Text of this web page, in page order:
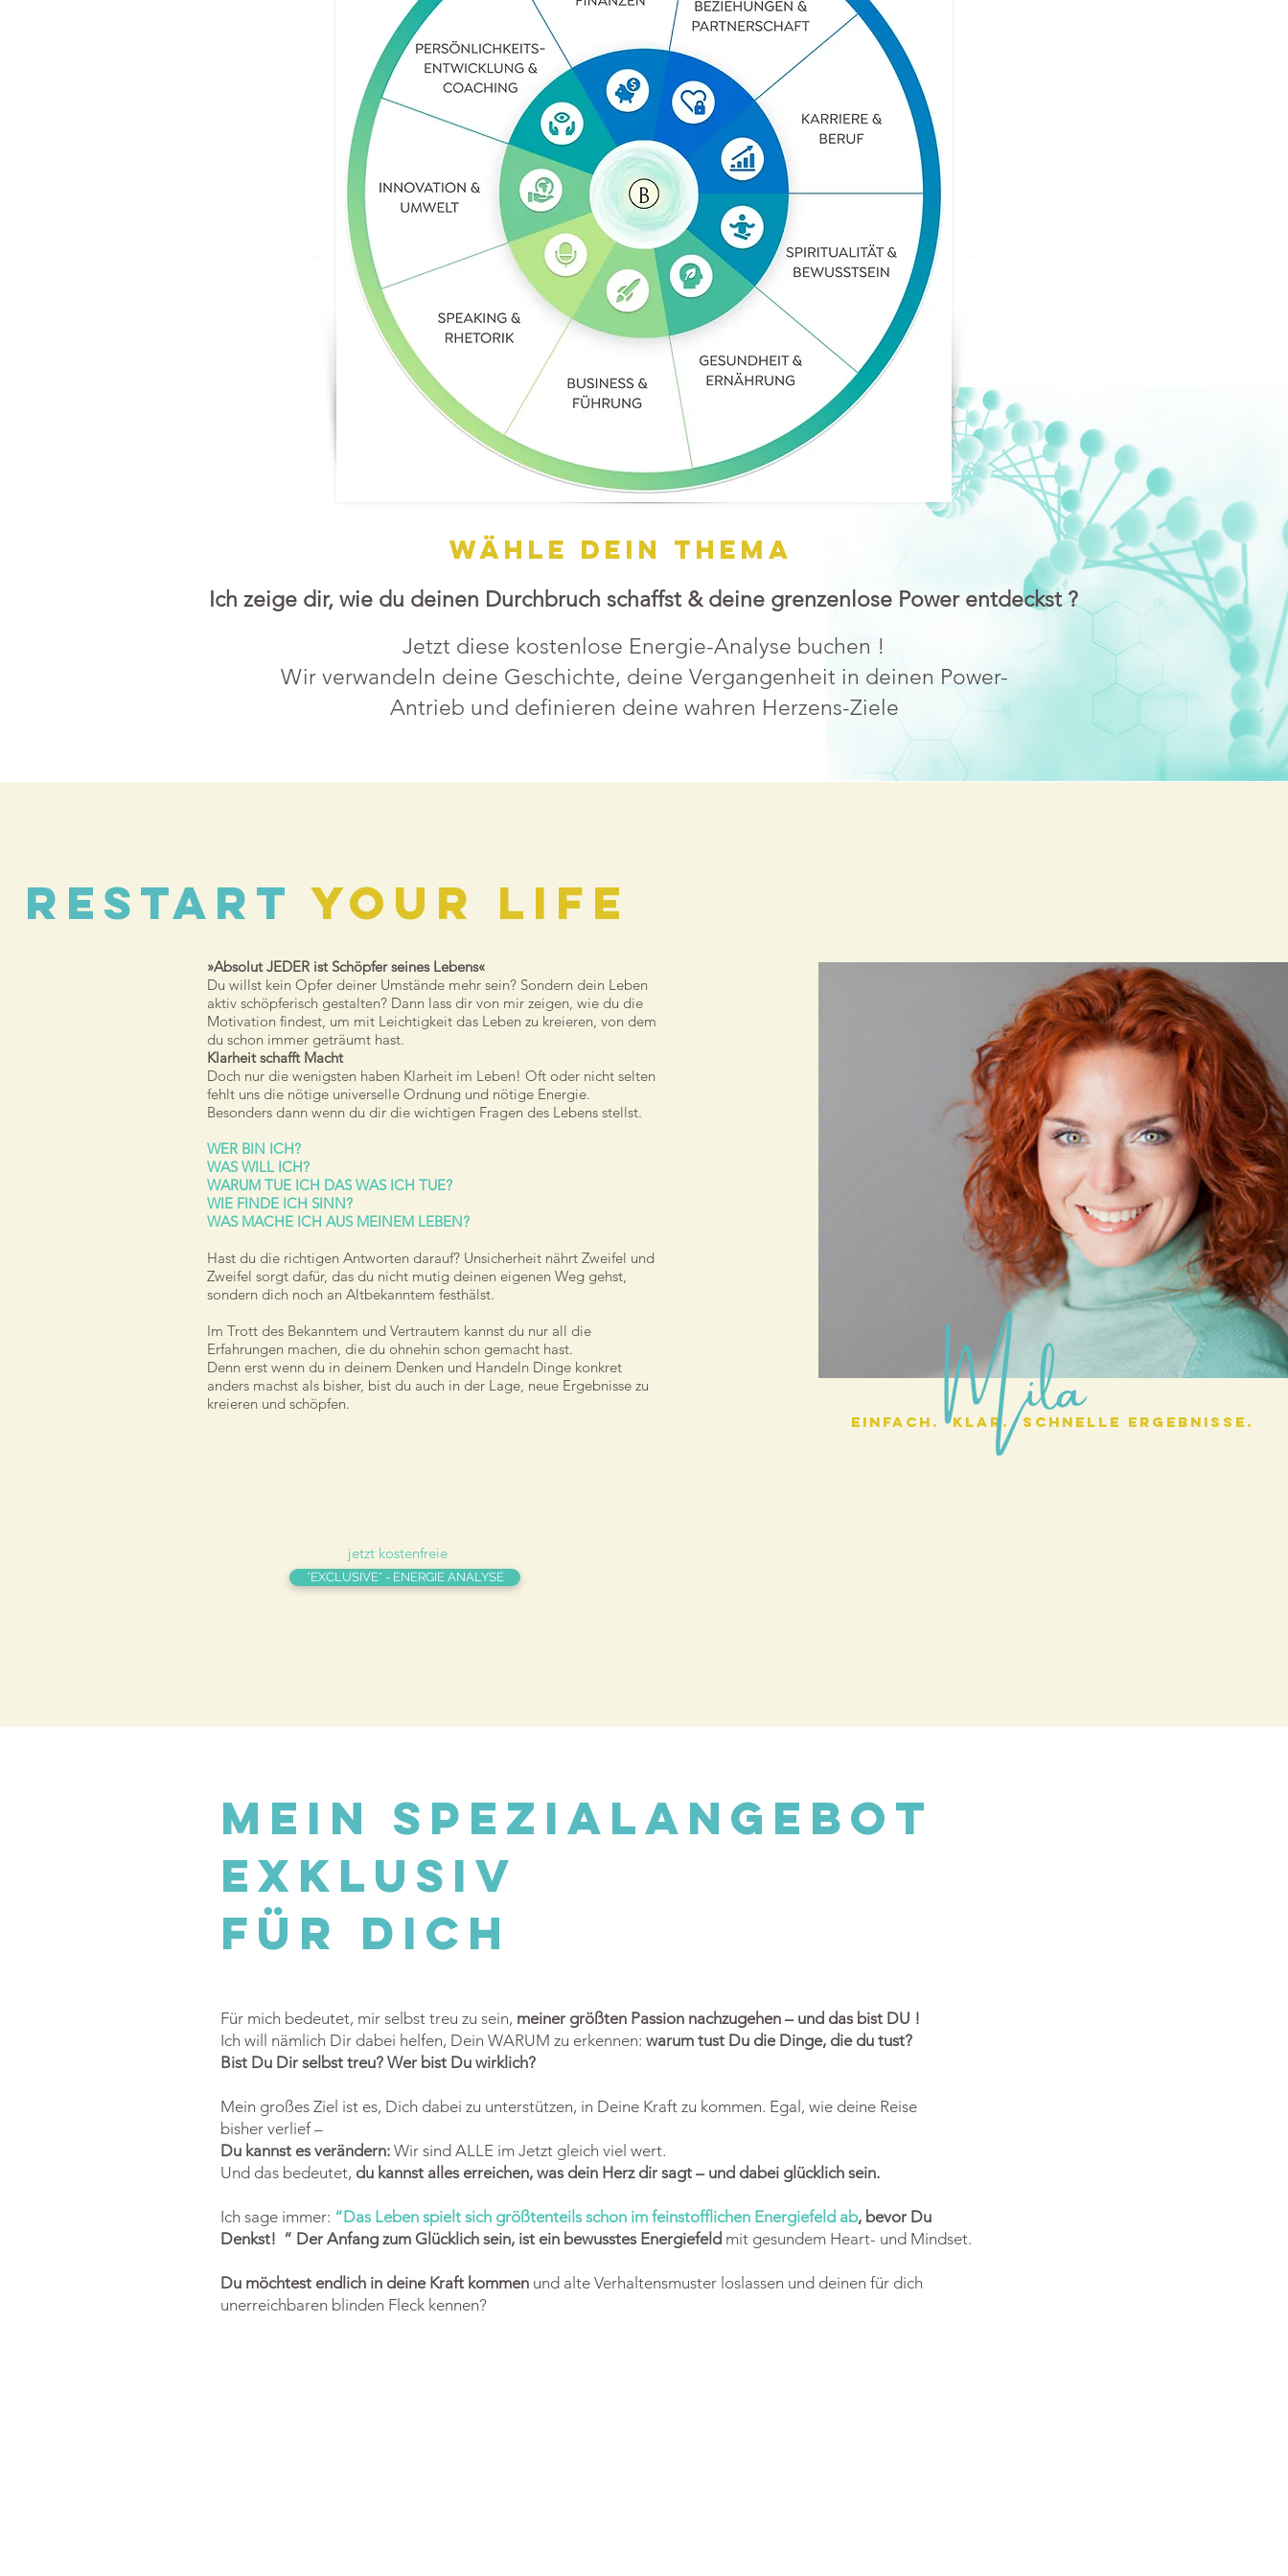
Ich zeige dir, wie du deinen Durchbruch schaffst & deine grenzenlose Power entdeckst ?
Jetzt diese kostenlose Energie-Analyse buchen !
Wir verwandeln deine Geschichte, deine Vergangenheit in deinen Power-
Antrieb und definieren deine wahren Herzens-Ziele
wähle dein thema
restartyour life
»Absolut JEDER ist Schöpfer seines Lebens«
Du willst kein Opfer deiner Umstände mehr sein? Sondern dein Leben
aktiv schöpferisch gestalten? Dann lass dir von mir zeigen, wie du die
Motivation findest, um mit Leichtigkeit das Leben zu kreieren, von dem
du schon immer geträumt hast.
Klarheit schafft Macht
Doch nur die wenigsten haben Klarheit im Leben! Oft oder nicht selten
fehlt uns die nötige universelle Ordnung und nötige Energie.
Besonders dann wenn du dir die wichtigen Fragen des Lebens stellst.
WER BIN ICH?
WAS WILL ICH?
WARUM TUE ICH DAS WAS ICH TUE?
WIE FINDE ICH SINN?
WAS MACHE ICH AUS MEINEM LEBEN?
Hast du die richtigen Antworten darauf? Unsicherheit nährt Zweifel und
Zweifel sorgt dafür, das du nicht mutig deinen eigenen Weg gehst,
sondern dich noch an Altbekanntem festhälst.
Im Trott des Bekanntem und Vertrautem kannst du nur all die
Erfahrungen machen, die du ohnehin schon gemacht hast.
Denn erst wenn du in deinem Denken und Handeln Dinge konkret
anders machst als bisher, bist du auch in der Lage, neue Ergebnisse zu
kreieren und schöpfen.
jetzt kostenfreie
*EXCLUSIVE* - ENERGIE ANALYSE
Einfach. Klar. Schnelle Ergebnisse.
mein spezialangebot
exklusiv
für dich
Für mich bedeutet, mir selbst treu zu sein, meiner größten Passion nachzugehen – und das bist DU !
Ich will nämlich Dir dabei helfen, Dein WARUM zu erkennen: warum tust Du die Dinge, die du tust?
Bist Du Dir selbst treu? Wer bist Du wirklich?
Mein großes Ziel ist es, Dich dabei zu unterstützen, in Deine Kraft zu kommen. Egal, wie deine Reise
bisher verlief –
Du kannst es verändern: Wir sind ALLE im Jetzt gleich viel wert.
Und das bedeutet, du kannst alles erreichen, was dein Herz dir sagt – und dabei glücklich sein.
Ich sage immer: “Das Leben spielt sich größtenteils schon im feinstofflichen Energiefeld ab, bevor Du
Denkst! ” Der Anfang zum Glücklich sein, ist ein bewusstes Energiefeld mit gesundem Heart- und Mindset.
Du möchtest endlich in deine Kraft kommen und alte Verhaltensmuster loslassen und deinen für dich
unerreichbaren blinden Fleck kennen?